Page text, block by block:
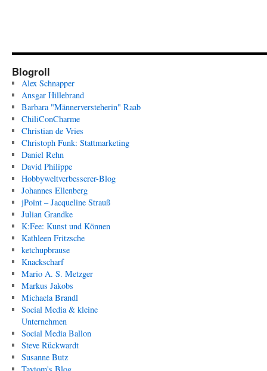
Blogroll
Alex Schnapper
Ansgar Hillebrand
Barbara "Männerversteherin" Raab
ChiliConCharme
Christian de Vries
Christoph Funk: Stattmarketing
Daniel Rehn
David Philippe
Hobbyweltverbesserer-Blog
Johannes Ellenberg
jPoint – Jacqueline Strauß
Julian Grandke
K:Fee: Kunst und Können
Kathleen Fritzsche
ketchupbrause
Knackscharf
Mario A. S. Metzger
Markus Jakobs
Michaela Brandl
Social Media & kleine
Unternehmen
Social Media Ballon
Steve Rückwardt
Susanne Butz